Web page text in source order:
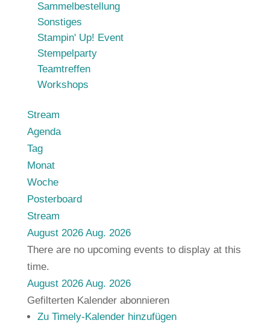
Sammelbestellung
Sonstiges
Stampin' Up! Event
Stempelparty
Teamtreffen
Workshops
Stream
Agenda
Tag
Monat
Woche
Posterboard
Stream
August 2026 Aug. 2026
There are no upcoming events to display at this
time.
August 2026 Aug. 2026
Gefilterten Kalender abonnieren
Zu Timely-Kalender hinzufügen